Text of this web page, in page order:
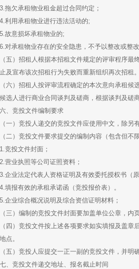
3.拖欠承租物业租金超过合同约定；
4.利用承租物业进行违法活动的;
5.故意损坏承租物业的;
6.对承租物业存在的安全隐患，不予以整改或整改
（五）招租人根据本招租文件规定的评审程序
及宣布该次招租行为失败而重新组织再次招租。
（六）招租人按评审流程确定的本次意向承租
选人进行商业合同谈判及磋商，根据谈判及磋
六、竞投文件编制要求
（一）竞投人递交的竞投文件应使用中文，除
（二）竞投文件要求提交的编制内容（包含但不
1.竞投文件封面；
2.营业执照等公司证照资料；
3.企业法定代表人资格证明及有效委托授权书（原
4.填报有效的承租承诺函（竞投报价表）。
5.企业综合概况说明及综合资信证明材料；
（三）编制的竞投文件封面要加盖单位公章，内
（四）竞投文件按上述各项要求如实填报及盖
点。
（五）竞投人应提交一正一副的竞投文件，并明
七、竞投文件递交地址、报名截止时间